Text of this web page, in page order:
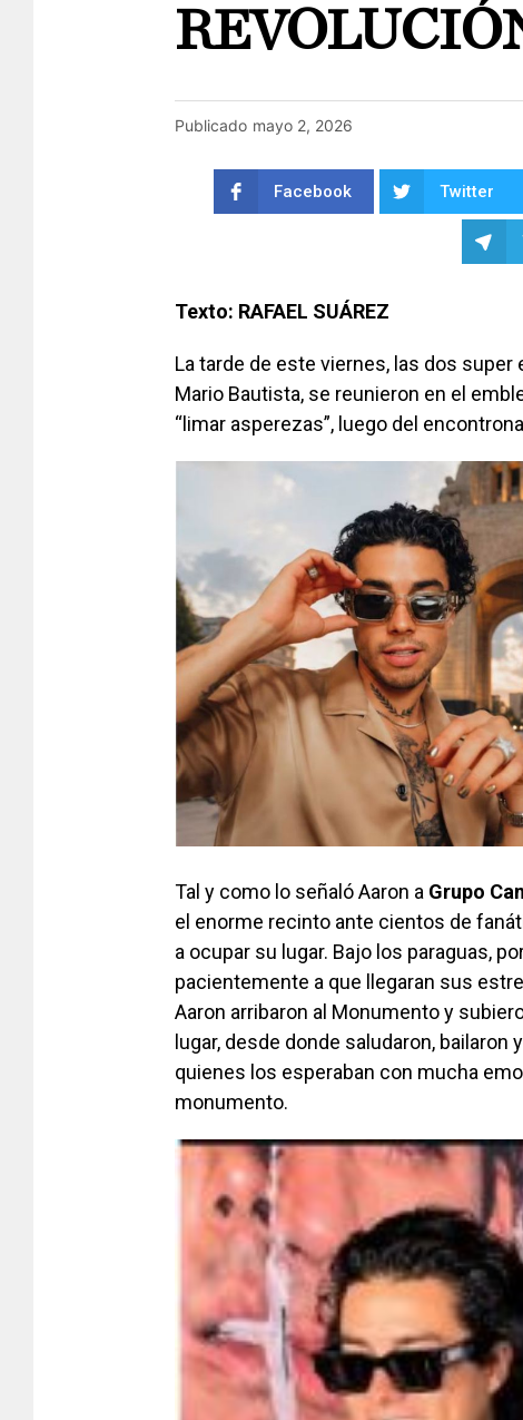
Publicado mayo 2, 2026
Facebook Twitter
Texto: RAFAEL SUÁREZ
La tarde de este viernes, las dos super
Mario Bautista, se reunieron en el
“limar asperezas”, luego del
Tal y como lo señaló Aaron a Grupo
el enorme recinto ante cientos de
a ocupar su lugar. Bajo los paraguas,
pacientemente a que llegaran sus
Aaron arribaron al Monumento y
lugar, desde donde saludaron,
quienes los esperaban con mucha
monumento.